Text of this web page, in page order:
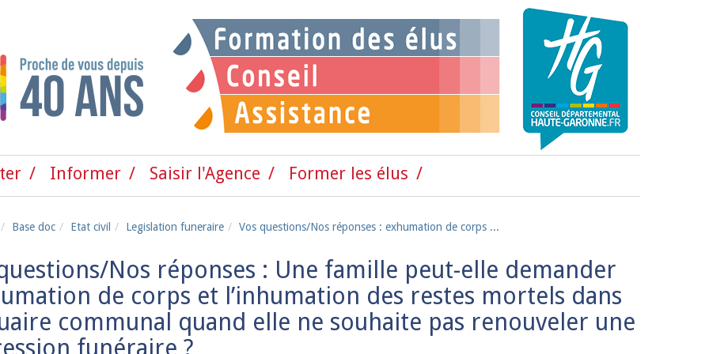
Informer Saisir l'Agence Former les élus
Base doc Etat civil Legislation funeraire Vos questions/Nos réponses : exhumation de corps ...
Nos réponses : Une famille peut-elle demander
de corps et l’inhumation des restes mortels dans
communal quand elle ne souhaite pas renouveler une
funéraire ?